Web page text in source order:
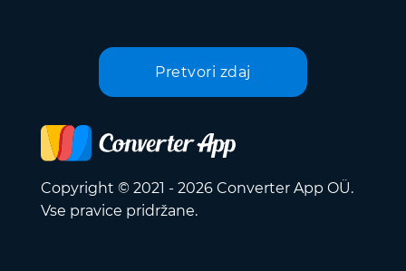
Pretvori zdaj
Copyright © 2021 - 2026 Converter App OÜ.
Vse pravice pridržane.